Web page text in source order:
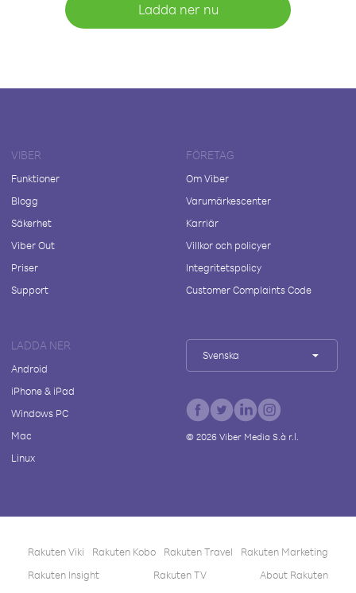
Ladda ner nu
VIBER
Funktioner
Blogg
Säkerhet
Viber Out
Priser
Support
FÖRETAG
Om Viber
Varumärkescenter
Karriär
Villkor och policyer
Integritetspolicy
Customer Complaints Code
LADDA NER
Android
iPhone & iPad
Windows PC
Mac
Linux
Svenska
© 2026Viber Media S.à r.l.
Rakuten Viki Rakuten Kobo Rakuten Travel
Rakuten Marketing
Rakuten Insight
Rakuten TV About Rakuten